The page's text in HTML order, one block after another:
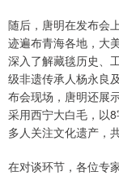
随后，唐明在发布会
迹遍布青海各地，大
深入了解藏毯历史、
级非遗传承人杨永良
布会现场，唐明还展
采用西宁大白毛，以
多人关注文化遗产，
在对谈环节，各位专